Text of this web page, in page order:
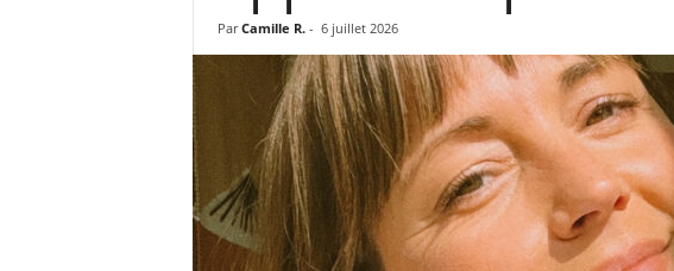
Par Camille R. - 6 juillet 2026